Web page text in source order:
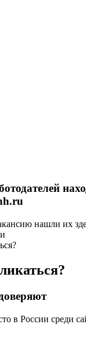
нашли их
в России среди